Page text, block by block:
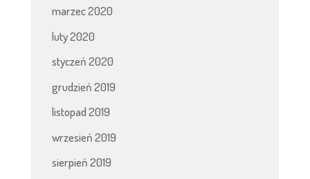
marzec 2020
luty 2020
styczeń 2020
grudzień 2019
listopad 2019
wrzesień 2019
sierpień 2019